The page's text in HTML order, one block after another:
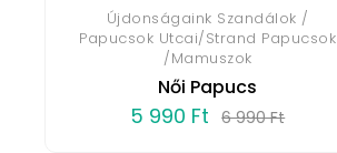
Újdonságaink Szandálok /
Papucsok Utcai/Strand Papucsok
/Mamuszok
Női Papucs
5 990 Ft 6 990 Ft